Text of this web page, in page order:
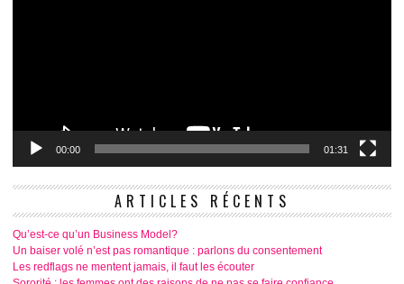
00:00 01:31
ARTICLES RÉCENTS
Qu’est-ce qu’un Business Model?
Un baiser volé n’est pas romantique : parlons du consentement
Les redflags ne mentent jamais, il faut les écouter